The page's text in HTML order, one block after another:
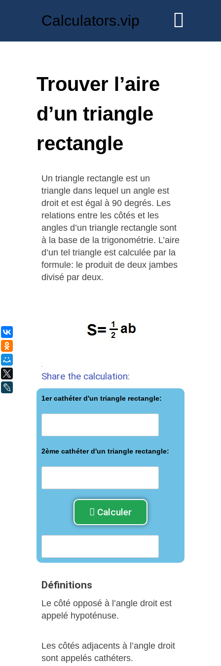
Calculators.vip
Trouver l’aire
d’un triangle
rectangle
Un triangle rectangle est un
triangle dans lequel un angle est
droit et est égal à 90 degrés. Les
relations entre les côtés et les
angles d’un triangle rectangle sont
à la base de la trigonométrie. L’aire
d’un tel triangle est calculée par la
formule: le produit de deux jambes
divisé par deux.
Share the calculation:
1er cathéter d'un triangle rectangle:
2ème cathéter d'un triangle rectangle:
Calculer
Définitions
Le côté opposé à l’angle droit est
appelé hypoténuse.
Les côtés adjacents à l’angle droit
sont appelés cathéters.
LiveJournal